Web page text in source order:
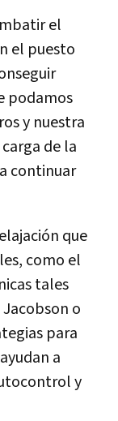
el
el puesto
podamos
y nuestra
de la
continuar
que
como el
tales
o
para
a
y